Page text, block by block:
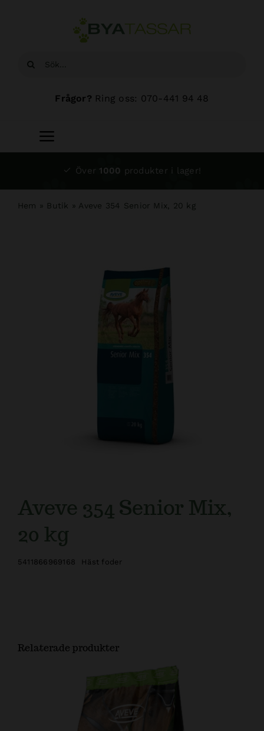
Sök
Frågor? Ring oss: 070-441 94 48
Toggle
Navigation
Över 1000 produkter i lager!
Hem » Butik » Aveve 354 Senior Mix, 20 kg
Aveve 354 Senior Mix,
20 kg
5411866969168 Häst foder
Relaterade produkter